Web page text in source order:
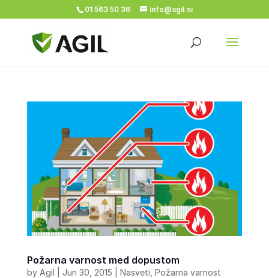
01 563 50 36 info@agil.si
Požarna varnost med dopustom
by Agil Jun 30, 2015 Nasveti Požarna varnost